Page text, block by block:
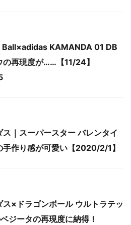
KAMANDA 01 DB
の再現度が……【11/24】
ス｜スーパースター バレンタイ
手作り感が可愛い【2020/2/1】
ス×ドラゴンボール ウルトラテッ
ジータの再現度に納得！